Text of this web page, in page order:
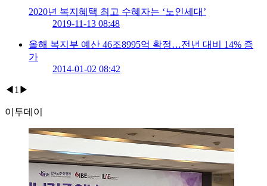
2020년 복지혜택 최고 수혜자는 ‘노인세대’
2019-11-13 08:48
올해 복지부 예산 46조8995억 확정…전년 대비 14% 증
가
2014-01-02 08:42
◀ 1 ▶
이투데이